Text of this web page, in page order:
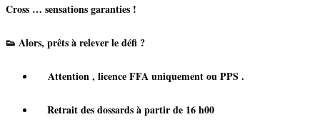
Cross … sensations garanties !
👟 Alors, prêts à relever le défi ?
Attention , licence FFA uniquement ou PPS .
Retrait des dossards à partir de 16 h00